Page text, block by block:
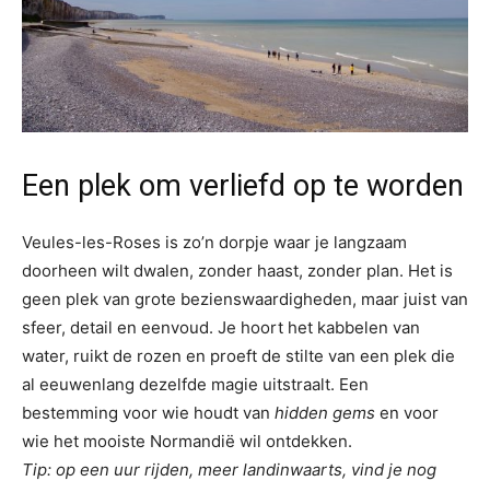
Een plek om verliefd op te worden
Veules-les-Roses is zo’n dorpje waar je langzaam
doorheen wilt dwalen, zonder haast, zonder plan. Het is
geen plek van grote bezienswaardigheden, maar juist van
sfeer, detail en eenvoud. Je hoort het kabbelen van
water, ruikt de rozen en proeft de stilte van een plek die
al eeuwenlang dezelfde magie uitstraalt. Een
bestemming voor wie houdt van hidden gems en voor
wie het mooiste Normandië wil ontdekken.
Tip: op een uur rijden, meer landinwaarts, vind je nog